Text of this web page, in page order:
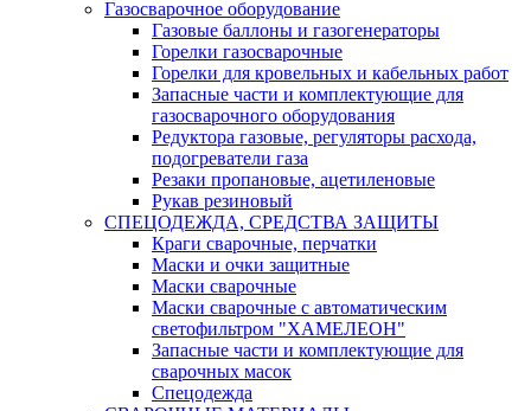
Газосварочное оборудование
Газовые баллоны и газогенераторы
Горелки газосварочные
Горелки для кровельных и кабельных работ
Запасные части и комплектующие для
газосварочного оборудования
Редуктора газовые, регуляторы расхода,
подогреватели газа
Резаки пропановые, ацетиленовые
Рукав резиновый
СПЕЦОДЕЖДА, СРЕДСТВА ЗАЩИТЫ
Краги сварочные, перчатки
Маски и очки защитные
Маски сварочные
Маски сварочные с автоматическим
светофильтром "ХАМЕЛЕОН"
Запасные части и комплектующие для
сварочных масок
Спецодежда